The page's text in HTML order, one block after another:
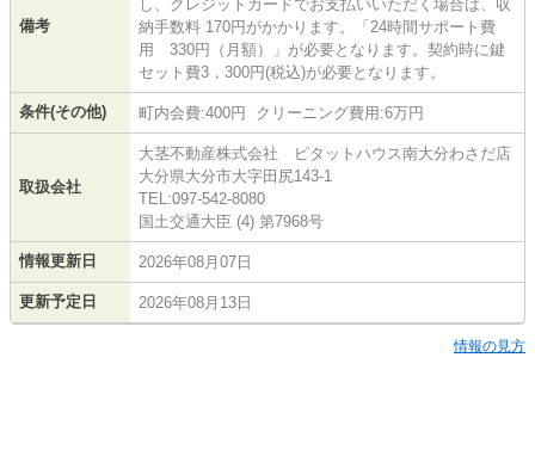
備考
し、クレジットカードでお支払いいただく場合は、収
納手数料 170円がかかります。「24時間サポート費
用 330円（月額）」が必要となります。契約時に鍵
セット費3，300円(税込)が必要となります。
条件(その他) 町内会費:400円 クリーニング費用:6万円
取扱会社
大茎不動産株式会社 ピタットハウス南大分わさだ店
大分県大分市大字田尻143-1
TEL:097-542-8080
国土交通大臣 (4) 第7968号
情報更新日 2026年08月07日
更新予定日 2026年08月13日
情報の見方